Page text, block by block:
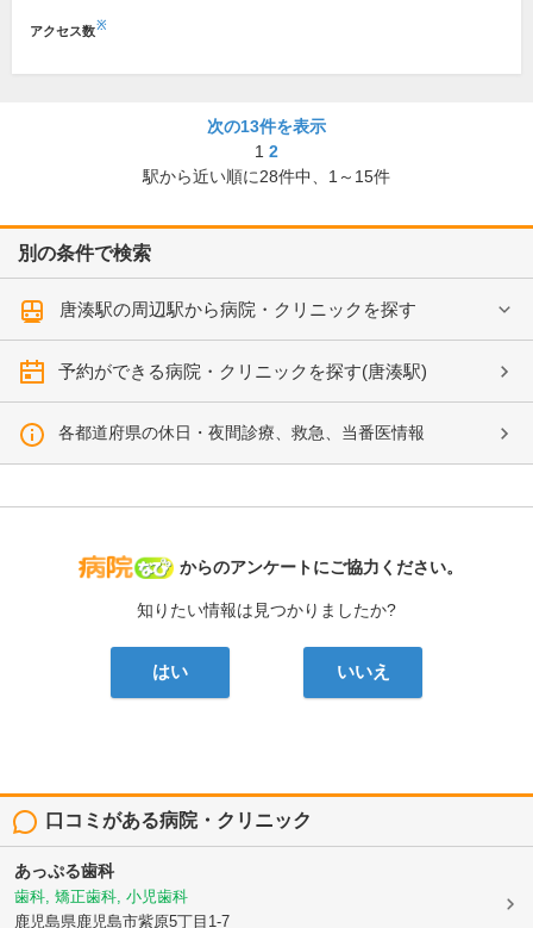
アクセス数※
次の13件を表示
1 2
駅から近い順に28件中、 1～15件
別の条件で検索
唐湊駅の周辺駅から病院・クリニックを探す
予約ができる病院・クリニックを探す(唐湊駅)
各都道府県の休日・夜間診療、救急、当番医情報
病院なび
からのアンケートにご協力ください。
知りたい情報は見つかりましたか?
はい いいえ
口コミがある病院・クリニック
あっぷる歯科
歯科, 矯正歯科, 小児歯科
鹿児島県鹿児島市紫原5丁目1-7